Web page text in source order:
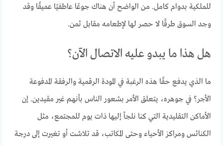
للملكية بدوام كامل. من الواضح أن هناك جوعًا عاطفيًا عميقًا وقد
وجد السوق طرقًا لا حصر لها لإطعامه مقابل ثمن.
هل هذا ما يبدو عليه الاتصال الآن؟
ما الذي يدفع حقًا هذه الرغبة في المودة الرقمية والرفقة المدفوعة
الأجر؟ في جوهره، يتعلق الأمر بشعور الناس بأنهم غير مقيدين. إن
الأماكن التقليدية التي كنا نلجأ إليها ذات يوم للمجتمع، مثل
الكنائس ومراكز الأحياء وحتى المكاتب، قد تلاشت أو تغيرت إلى درجة